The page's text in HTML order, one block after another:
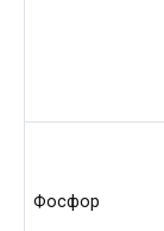
Фосфор